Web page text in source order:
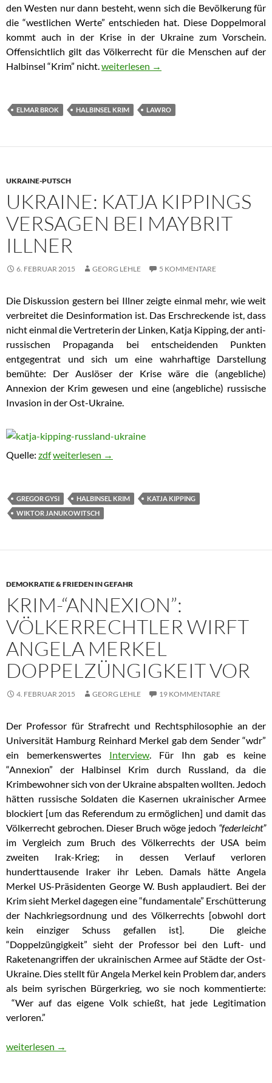
den Westen nur dann besteht, wenn sich die Bevölkerung für
die “westlichen Werte” entschieden hat. Diese Doppelmoral
kommt auch in der Krise in der Ukraine zum Vorschein.
Offensichtlich gilt das Völkerrecht für die Menschen auf der
Halbinsel “Krim” nicht.GfK-Umfrage: 93% der Krim-Bewohner
weiterlesen →
ELMAR BROK HALBINSEL KRIM LAWRO
UKRAINE-PUTSCH
UKRAINE: KATJA KIPPINGS
VERSAGEN BEI MAYBRIT
ILLNER
6. FEBRUAR 2015 GEORG LEHLE 5 KOMMENTARE
Die Diskussion gestern bei Illnerzeigte einmal mehr, wie weit
verbreitet die Desinformation ist. Das Erschreckende ist, dass
nicht einmal die Vertreterin der Linken, Katja Kipping, der anti-
russischen Propaganda bei entscheidenden Punkten
entgegentrat und sich um eine wahrhaftige Darstellung
bemühte: Der Auslöser der Krise wäre die (angebliche)
Annexion der Krim gewesen und eine (angebliche) russische
Invasion in der Ost-Ukraine.
Quelle: zdfUkraine: Katja Kippings Versagen bei Maybrit Illner
weiterlesen →
GREGOR GYSI HALBINSEL KRIM
KATJA KIPPING
WIKTOR JANUKOWITSCH
DEMOKRATIE & FRIEDEN IN GEFAHR
KRIM-“ANNEXION”:
VÖLKERRECHTLER WIRFT
ANGELA MERKEL
DOPPELZÜNGIGKEIT VOR
4. FEBRUAR 2015 GEORG LEHLE 19 KOMMENTARE
Der Professor für Strafrecht und Rechtsphilosophie an der
Universität Hamburg Reinhard Merkel gab dem Sender “wdr”
ein bemerkenswertes Interview. Für Ihn gab es keine
“Annexion” der Halbinsel Krim durch Russland, da die
Krimbewohner sich von der Ukraine abspalten wollten. Jedoch
hätten russische Soldaten die Kasernen ukrainischer Armee
blockiert [um das Referendum zu ermöglichen] und damit das
Völkerrecht gebrochen. Dieser Bruch wöge jedoch “federleicht”
im Vergleich zum Bruch des Völkerrechts der USA beim
zweiten Irak-Krieg; in dessen Verlauf verloren
hunderttausende Iraker ihr Leben. Damals hätte Angela
Merkel US-Präsidenten George W. Bush applaudiert. Bei der
Krim sieht Merkel dagegen eine “fundamentale” Erschütterung
der Nachkriegsordnung und des Völkerrechts [obwohl dort
kein einziger Schuss gefallen ist]. Die gleiche
“Doppelzüngigkeit” sieht der Professor bei den Luft- und
Raketenangriffen der ukrainischen Armee auf Städte der Ost-
Ukraine. Dies stellt für Angela Merkel kein Problem dar, anders
als beim syrischen Bürgerkrieg, wo sie noch kommentierte:
“Wer auf das eigene Volk schießt, hat jede Legitimation
verloren.”
Krim-“Annexion”: Völkerrechtler wirft Angela Merkel
weiterlesen →